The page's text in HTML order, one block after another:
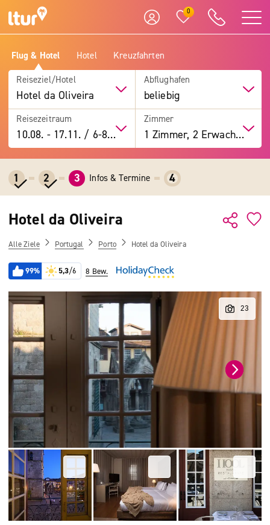
0
Flug & Hotel Hotel Kreuzfahrten
Reiseziel/Hotel
Hotel da Oliveira
Abflughafen
beliebig
Reisezeitraum
10.08. -17.11. / 6-8 Tage
Zimmer
1 Zimmer, 2 Erwachsene
1 2 3 Infos & Termine 4
Hotel da Oliveira
Alle Ziele Portugal Porto Hotel da Oliveira
99% 5,3/6 8 Bew.